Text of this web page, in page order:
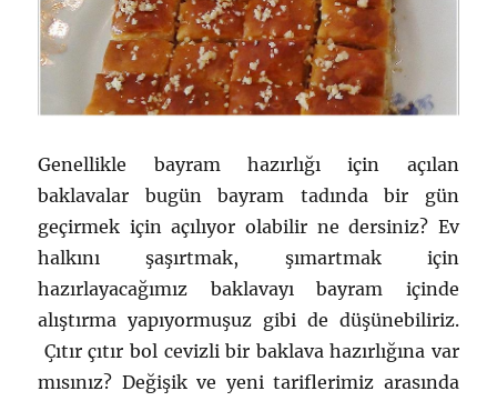
Genellikle bayram hazırlığı için açılan
baklavalar bugün bayram tadında bir gün
geçirmek için açılıyor olabilir ne dersiniz? Ev
halkını şaşırtmak, şımartmak için
hazırlayacağımız baklavayı bayram içinde
alıştırma yapıyormuşuz gibi de düşünebiliriz.
Çıtır çıtır bol cevizli bir baklava hazırlığına var
mısınız? Değişik ve yeni tariflerimiz arasında